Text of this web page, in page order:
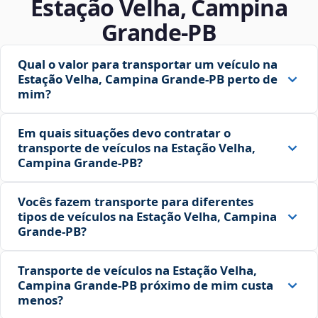
Estação Velha, Campina
Grande‑PB
Qual o valor para transportar um veículo na
Estação Velha, Campina Grande‑PB perto de
mim?
Em quais situações devo contratar o
transporte de veículos na Estação Velha,
Campina Grande‑PB?
Vocês fazem transporte para diferentes
tipos de veículos na Estação Velha, Campina
Grande‑PB?
Transporte de veículos na Estação Velha,
Campina Grande‑PB próximo de mim custa
menos?